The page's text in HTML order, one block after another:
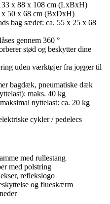
x 88 x 108 cm (LxBxH)
x 50 x 68 cm (BxDxH)
bag sædet: ca. 55 x 25 x 68
gennem 360 °
stød og beskytter dine
uden værktøjer fra jogger til
bagdæk, pneumatiske dæk
maks. 40 kg
nyttelast: ca. 20 kg
cykler / pedelecs
med rullestang
med polstring
reflekslogo
og flueskærm